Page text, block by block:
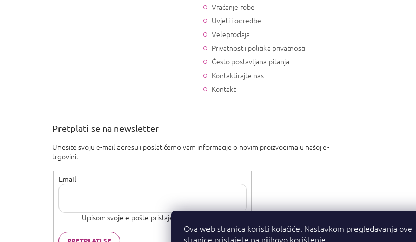
Ova web stranica koristi kolačiće. Nastavkom pregledavanja ove
stranice pristajete na njihovo korištenje.
Vraćanje robe
Uvjeti i odredbe
Veleprodaja
Privatnost i politika privatnosti
Često postavljana pitanja
Kontaktirajte nas
Kontakt
Pretplati se na newsletter
Unesite svoju e-mail adresu i poslat ćemo vam informacije o novim proizvodima u našoj e-
trgovini.
Email
Upisom svoje e-pošte pristajete na